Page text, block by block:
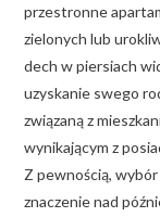
przestronne
zielonych lub
dech w piersiach
uzyskanie swego
związaną z
wynikającym z
Z pewnością,
znaczenie nad